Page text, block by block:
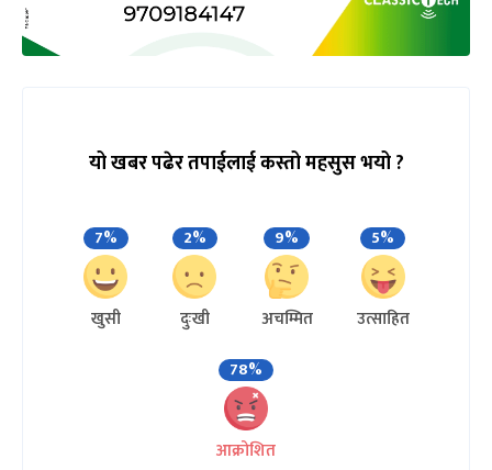
यो खबर पढेर तपाईलाई कस्तो महसुस भयो ?
7%
खुसी
2%
दुःखी
9%
अचम्मित
5%
उत्साहित
78%
आक्रोशित